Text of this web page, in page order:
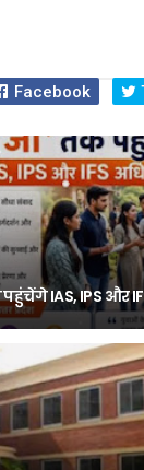
Facebook
IAS, IPS और